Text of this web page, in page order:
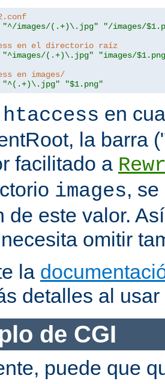
"^/images/(.+)\.jpg"
"/images/
en el directorio raíz
"^images/(.+)\.jpg"
"images/
en images/
"^(.+)\.jpg" "$1.png"
en
la barra
facilitado a
images,
de este valor.
omitir
la
detalles al usar
de CGI
puede que